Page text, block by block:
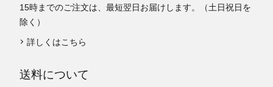
15時までのご注文は、最短翌日お届けします。（土日祝日を
除く）
詳しくはこちら
送料について